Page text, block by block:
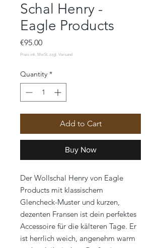
Schal Henry -
Eagle Products
€95.00Price
Quantity *
Add to Cart
Buy Now
Der Wollschal Henry von Eagle
Products mit klassischem
Glencheck-Muster und kurzen,
dezenten Fransen ist dein perfektes
Accessoire für die kälteren Tage. Er
ist herrlich weich, angenehm warm